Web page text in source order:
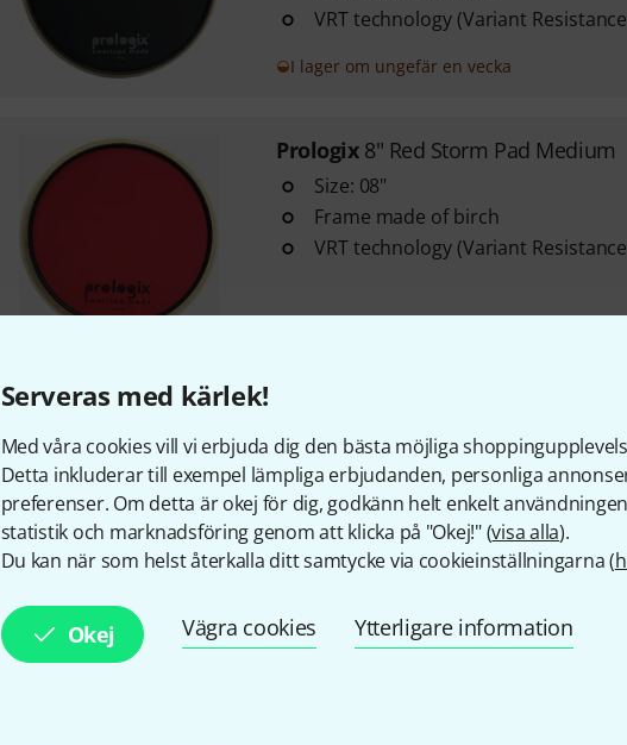
Serveras med kärlek!
Med våra cookies vill vi erbjuda dig den bästa möjliga
Detta inkluderar till exempel lämpliga erbjudanden, personliga
preferenser. Om detta är okej för dig, godkänn helt enkelt
statistik och marknadsföring genom att klicka på "Okej!" (visa alla).
Du kan när som helst återkalla ditt samtycke via cookieinställningarna (
Okej Vägra cookies Ytterligare information
VRT technology (Variant
I lager om ungefär en vecka
Prologix 8" Red Storm Pad Medium
Size: 08"
Frame made of birch
VRT technology (Variant
i lager
With 5 different playing surfaces in
13"- 14"
Frame made of birch
Arrangement of the pads as well as
the surface are based on a real